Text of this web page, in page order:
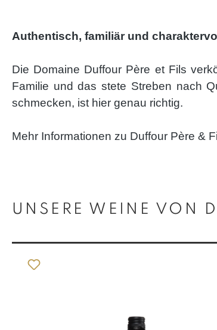
Authentisch, familiär und charaktervoll
Die Domaine Duffour Père et Fils
Familie und das stete Streben nach
schmecken, ist hier genau richtig.
Mehr Informationen zu Duffour Père &
UNSERE WEINE VON